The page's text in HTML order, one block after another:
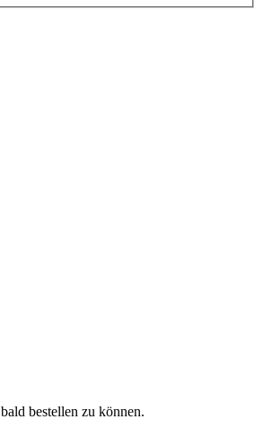
bestellen zu können.